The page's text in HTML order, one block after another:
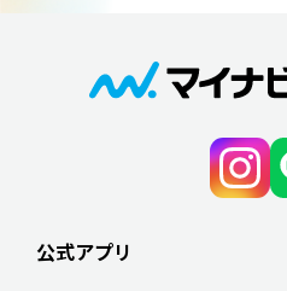
公式アプリ